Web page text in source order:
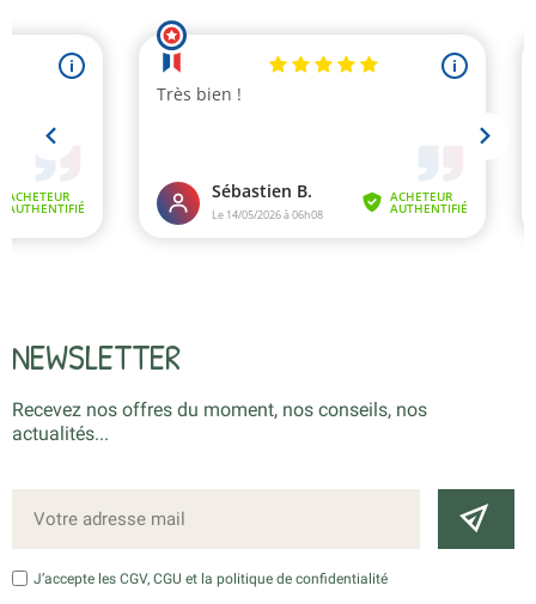
NEWSLETTER
Recevez nos offres du moment, nos conseils, nos
actualités...
J’accepte les CGV, CGU et la politique de confidentialité